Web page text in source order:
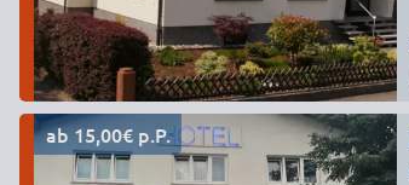
ab 15,00€ p.P.